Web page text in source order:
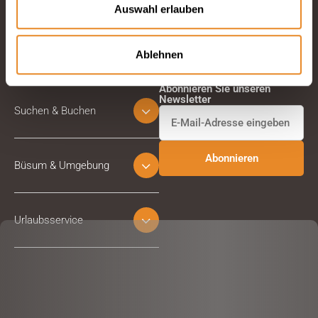
Auswahl erlauben
Ablehnen
Suchen & Buchen
Büsum & Umgebung
Urlaubsservice
Abonnieren Sie unseren
Newsletter